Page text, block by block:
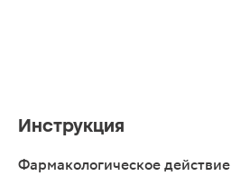
Инструкция
Фармакологическое действие